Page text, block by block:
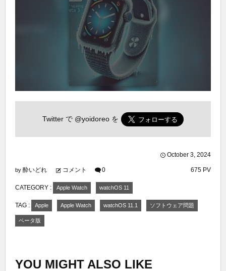
Twitter で @yoidoreo を
October 3, 2024
by 酔いどれ コメント 0 675 PV
CATEGORY : Apple Watch watchOS 11
TAG : Apple Apple Watch watchOS 11.1 ソフトウェア問題
ベータ版
YOU MIGHT ALSO LIKE